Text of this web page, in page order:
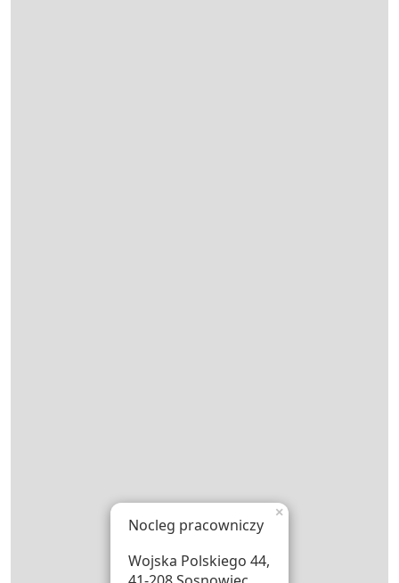
Nocleg pracowniczy
Wojska Polskiego 44,
×